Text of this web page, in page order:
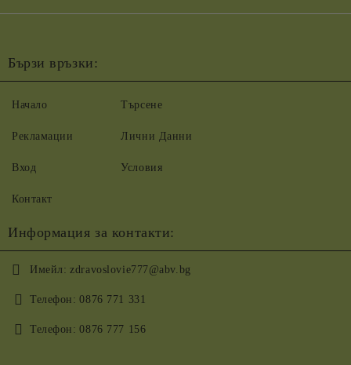
Бързи връзки:
Начало
Рекламации
Вход
Контакт
Търсене
Лични Данни
Условия
Информация за контакти:
Имейл: zdravoslovie777@abv.bg
Телефон: 0876 771 331
Телефон: 0876 777 156